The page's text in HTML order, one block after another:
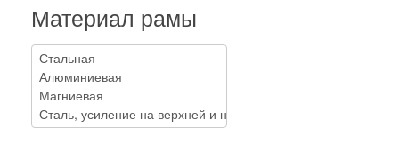
Материал рамы